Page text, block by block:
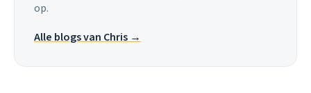
op.
Alle blogs van Chris →